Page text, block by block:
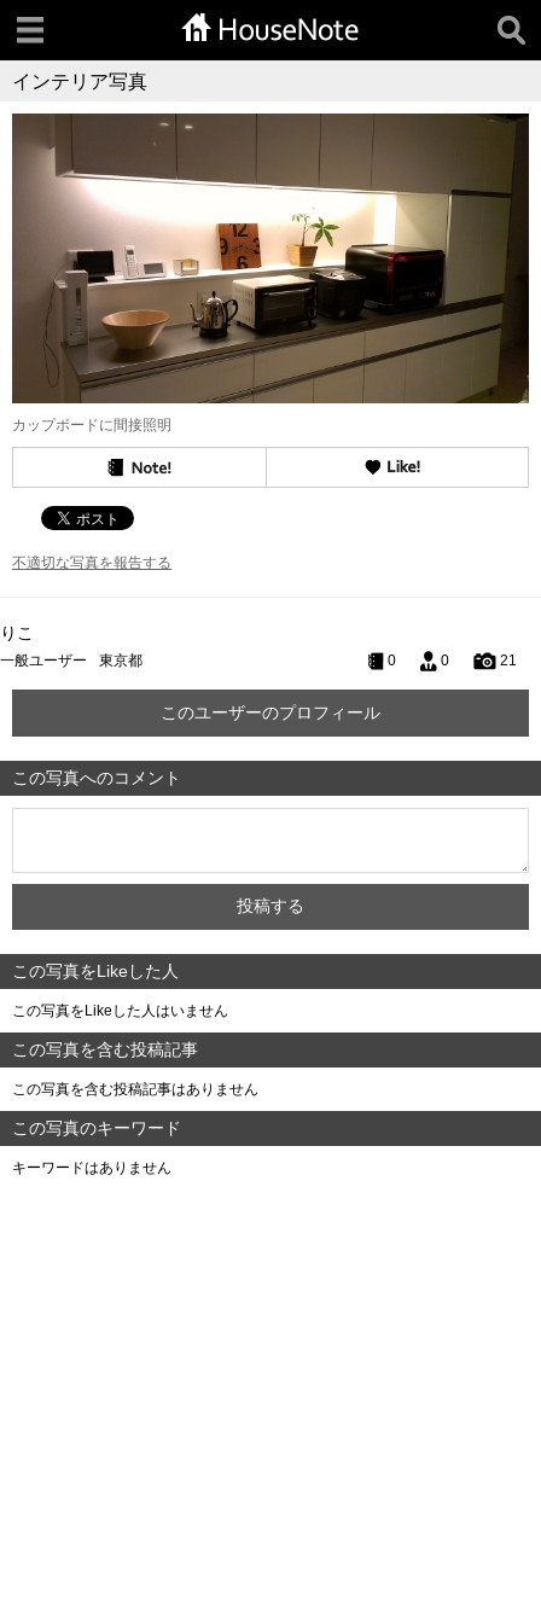
インテリア写真
カップボードに間接照明
不適切な写真を報告する
りこ
一般ユーザー 東京都 0 0 21
このユーザーのプロフィール
この写真へのコメント
この写真をLikeした人
この写真をLikeした人はいません
この写真を含む投稿記事
この写真を含む投稿記事はありません
この写真のキーワード
キーワードはありません